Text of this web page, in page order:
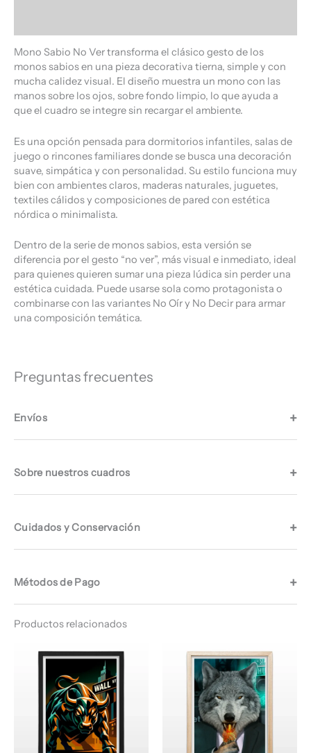
Mono Sabio No Ver transforma el clásico gesto de los
monos sabios en una pieza decorativa tierna, simple y con
mucha calidez visual. El diseño muestra un mono con las
manos sobre los ojos, sobre fondo limpio, lo que ayuda a
que el cuadro se integre sin recargar el ambiente.
Es una opción pensada para dormitorios infantiles, salas de
juego o rincones familiares donde se busca una decoración
suave, simpática y con personalidad. Su estilo funciona muy
bien con ambientes claros, maderas naturales, juguetes,
textiles cálidos y composiciones de pared con estética
nórdica o minimalista.
Dentro de la serie de monos sabios, esta versión se
diferencia por el gesto “no ver”, más visual e inmediato, ideal
para quienes quieren sumar una pieza lúdica sin perder una
estética cuidada. Puede usarse sola como protagonista o
combinarse con las variantes No Oír y No Decir para armar
una composición temática.
Preguntas frecuentes
Envíos
Sobre nuestros cuadros
Cuidados y Conservación
Métodos de Pago
Productos relacionados
de
de